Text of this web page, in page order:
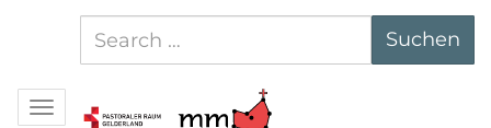
nach:
Suchen
Navigation